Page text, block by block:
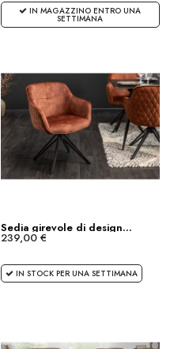
IN MAGAZZINO ENTRO UNA
SETTIMANA
Sedia girevole di design...
239,00 €
IN STOCK PER UNA SETTIMANA